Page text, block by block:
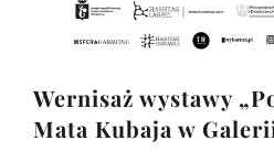
Wernisaż wystawy
Mata Kubaja w